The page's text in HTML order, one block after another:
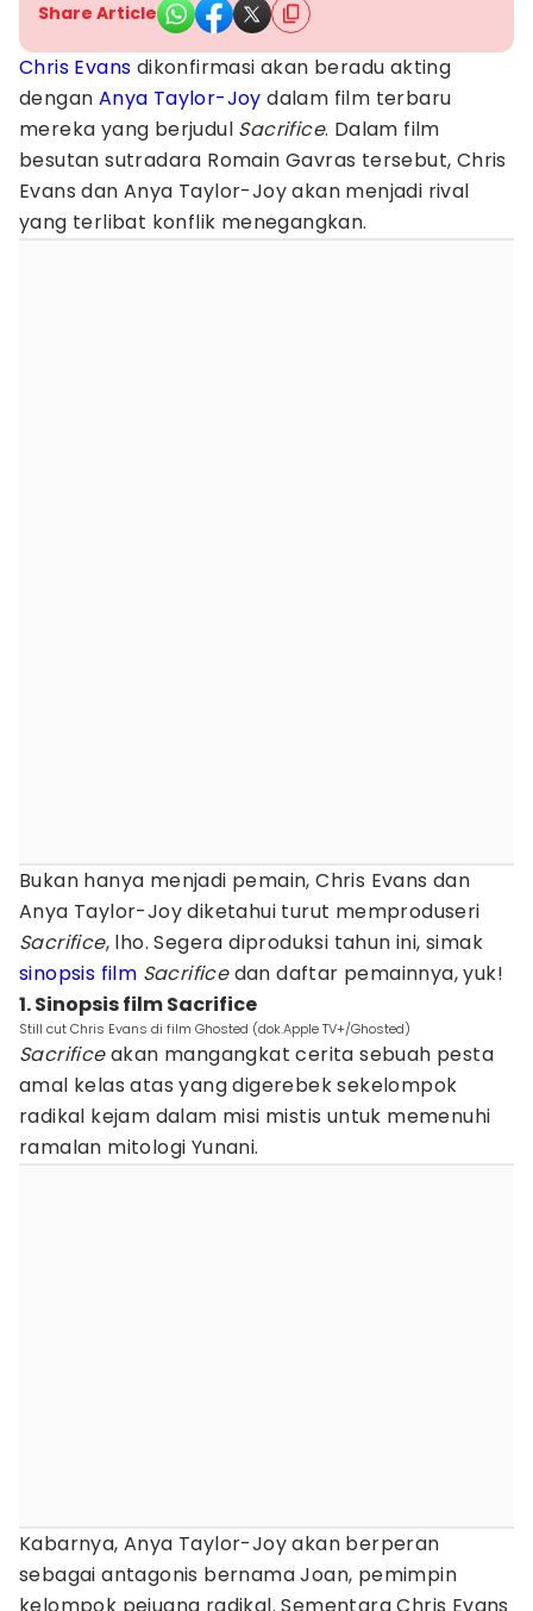
Share Article
Chris Evans dikonfirmasi akan beradu akting
dengan Anya Taylor-Joy dalam film terbaru
mereka yang berjudul Sacrifice. Dalam film
besutan sutradara Romain Gavras tersebut, Chris
Evans dan Anya Taylor-Joy akan menjadi rival
yang terlibat konflik menegangkan.
Bukan hanya menjadi pemain, Chris Evans dan
Anya Taylor-Joy diketahui turut memproduseri
Sacrifice, lho. Segera diproduksi tahun ini, simak
sinopsis film Sacrificedan daftar pemainnya, yuk!
1. Sinopsis film Sacrifice
Still cut Chris Evans di film Ghosted (dok.Apple TV+/Ghosted)
Sacrificeakan mangangkat cerita sebuah pesta
amal kelas atas yang digerebek sekelompok
radikal kejam dalam misi mistis untuk memenuhi
ramalan mitologi Yunani.
Kabarnya, Anya Taylor-Joy akan berperan
sebagai antagonis bernama Joan, pemimpin